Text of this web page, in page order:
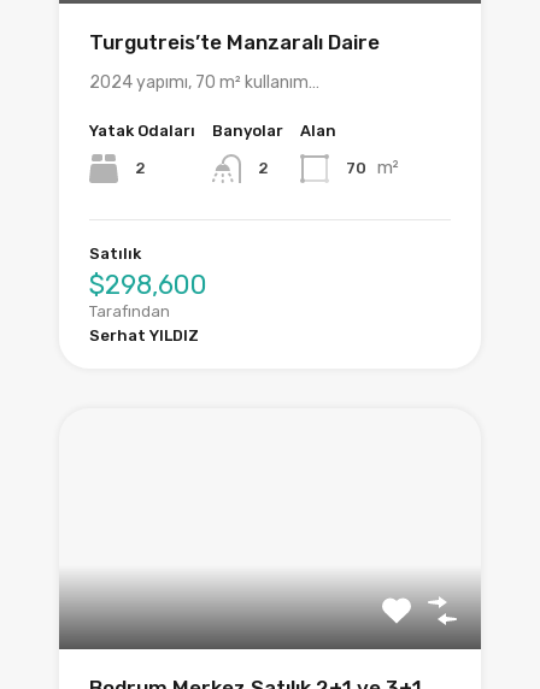
Turgutreis’te Manzaralı Daire
2024 yapımı, 70 m² kullanım…
Yatak Odaları
2
Banyolar
2
Alan
70 m²
Satılık
$298,600
Tarafından
Serhat YILDIZ